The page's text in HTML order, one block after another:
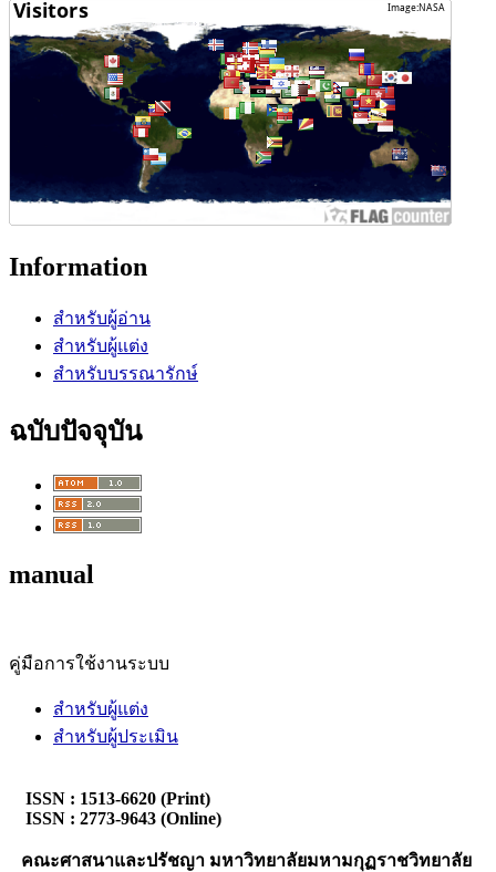
Information
สำหรับผู้อ่าน
สำหรับผู้แต่ง
สำหรับบรรณารักษ์
ฉบับปัจจุบัน
manual
คู่มือการใช้งานระบบ
สำหรับผู้แต่ง
สำหรับผู้ประเมิน
ISSN : 1513-6620 (Print)
ISSN : 2773-9643 (Online)
คณะศาสนาและปรัชญา มหาวิทยาลัยมหามกุฏราชวิทยาลัย